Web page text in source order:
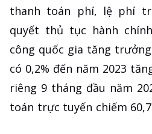
thanh toán phí, lệ phí
quyết thủ tục hành
công quốc gia tăng
có 0,2% đến năm 2023
riêng 9 tháng đầu năm
toán trực tuyến chiếm